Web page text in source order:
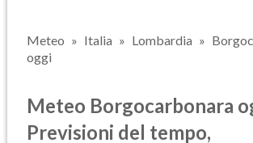
Meteo Italia Lombardia
oggi
Meteo Borgocarbonara
Previsioni del tempo,